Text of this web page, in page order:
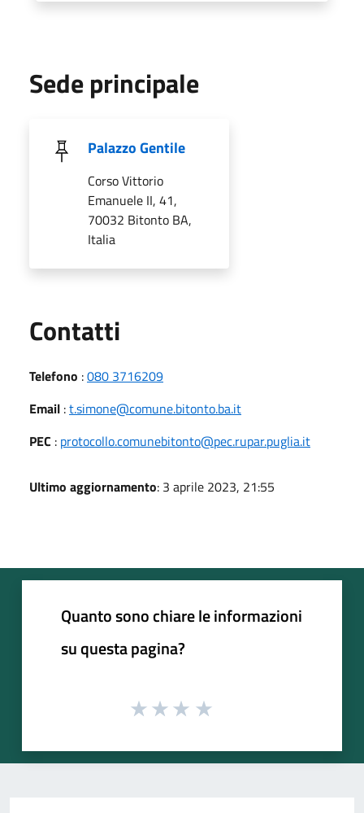
Sede principale
Palazzo Gentile
Corso Vittorio
Emanuele II, 41,
70032 Bitonto BA,
Italia
Contatti
Telefono :080 3716209
Email :t.simone@comune.bitonto.ba.it
PEC : protocollo.comunebitonto@pec.rupar.puglia.it
Ultimo aggiornamento: 3 aprile 2023, 21:55
Quanto sono chiare le informazioni
su questa pagina?